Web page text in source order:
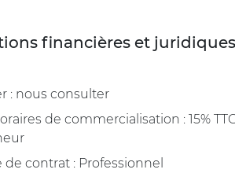
financières et juridiques
: nous consulter
de commercialisation : 15%
de contrat : Professionnel